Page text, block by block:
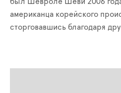
американца корейского
сторговавшись благодаря